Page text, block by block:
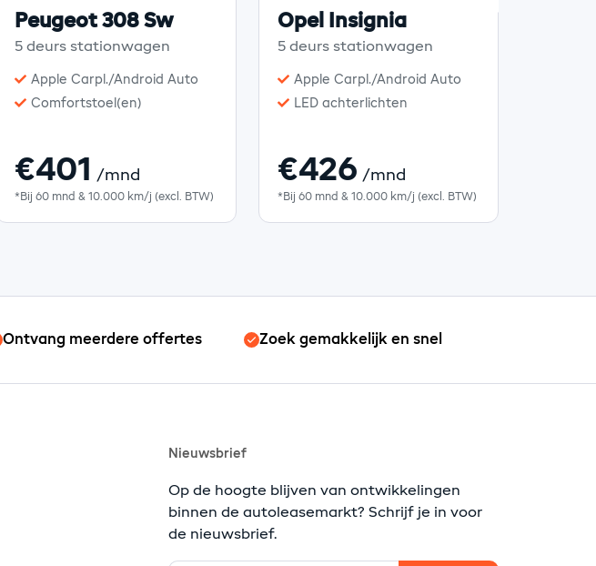
Peugeot 308 Sw
5 deurs stationwagen
Apple Carpl./Android Auto
Comfortstoel(en)
€401 /mnd
*Bij 60 mnd & 10.000 km/j (excl. BTW)
Opel Insignia
5 deurs stationwagen
Apple Carpl./Android Auto
LED achterlichten
€426 /mnd
*Bij 60 mnd & 10.000 km/j (excl. BTW)
Ontvang meerdere offertes Zoek gemakkelijk en snel
Nieuwsbrief
Op de hoogte blijven van ontwikkelingen
binnen de autoleasemarkt? Schrijf je in voor
de nieuwsbrief.